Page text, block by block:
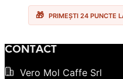
fost:
28.00 lei.
23.90 lei.
PRIMEȘTI 24 PUNCTE
CONTACT
Vero Mol Caffe Srl